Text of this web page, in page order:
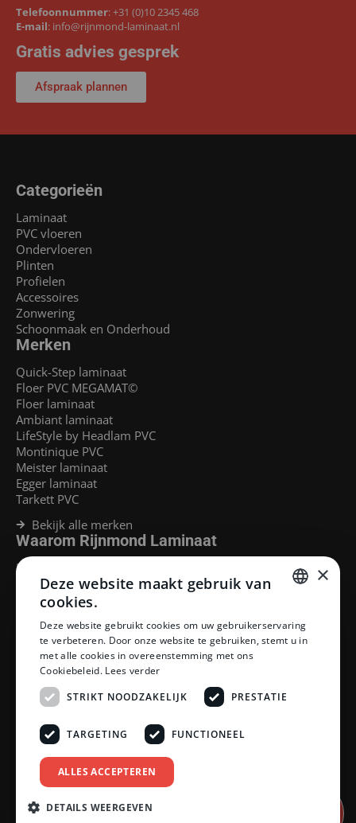
Telefoonnummer:+31 (0)10 2345 468
E-mail: info@rijnmond-laminaat.nl
Gratis advies gesprek
Afspraak plannen
Categorieën
Laminaat
PVC vloeren
Ondervloeren
Plinten
Profielen
Accessoires
Zonwering
Schoonmaak en Onderhoud
Merken
Quick-Step laminaat
Floer PVC MEGAMAT©
Floer laminaat
Ambiant laminaat
LifeStyle by Headlam PVC
Montinique PVC
Meister laminaat
Egger laminaat
Tarkett PVC
Bekijk alle merken
Waarom Rijnmond Laminaat
Legservice
Laminaat Capelle aan den Ijssel
Laminaat voor vloerverwarming
Klantenservice
Betaalmethoden
Openingstijden showroom
Afhalen en bezorgen
Retourprocedure
Veelgestelde vragen
Legservice
Neem contact op
Reviewpolicy
Privacy policy
Algemene voorwaarden
DUTCH
×
Deze website maakt gebruik van
cookies.
Deze website gebruikt cookies om uw gebruikerservaring
te verbeteren. Door onze website te gebruiken, stemt u in
met alle cookies in overeenstemming met ons
Cookiebeleid. Lees verder
STRIKT NOODZAKELIJK
PRESTATIE
TARGETING FUNCTIONEEL
ALLES ACCEPTEREN
DETAILS WEERGEVEN